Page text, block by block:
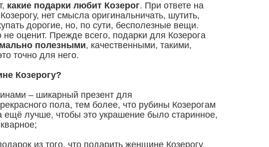
какие подарки любит Козерог. При ответе на
нет смысла оригинальничать, шутить,
дорогие, но, по сути, бесполезные вещи.
не оценит. Прежде всего, подарки для Козерога
полезными, качественными, такими,
точно для него.
Козерогу?
– шикарный презент для
пола, тем более, что рубины Козерогам
ещё лучше, чтобы это украшение было старинное,
из того, что подарить женщине Козерогу,